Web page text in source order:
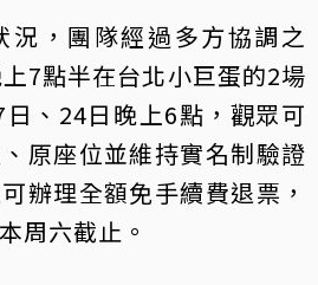
況，團隊經過多方協調之
7點半在台北小巨蛋的2場
、24日晚上6點，觀眾可
原座位並維持實名制驗證
辦理全額免手續費退票，
周六截止。